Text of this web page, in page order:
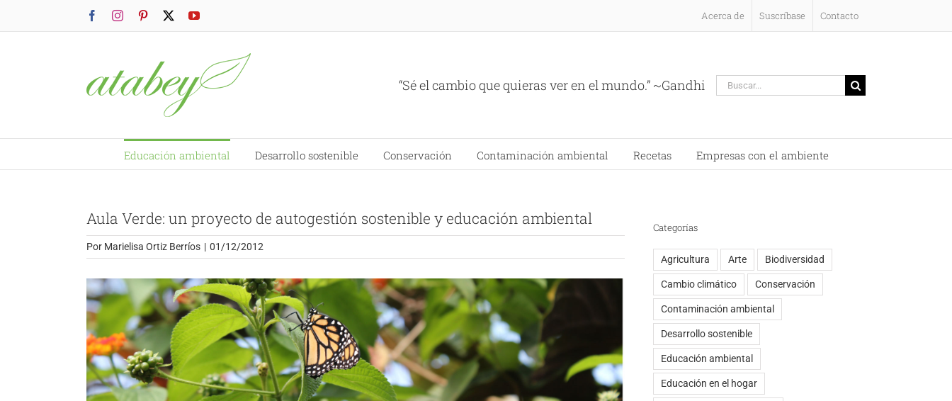
FacebookInstagramPinterest YouTube Acerca de Suscríbase Contacto
“Sé el cambio que quieras ver en el mundo.” ~Gandhi Buscar:
Educación ambiental Desarrollo sostenible Conservación Contaminación ambiental Recetas Empresas con el ambiente
Aula Verde: un proyecto de autogestión sostenible y educación ambiental
Por Marielisa Ortiz Berríos | 01/12/2012
Categorías
Agricultura Arte Biodiversidad
Cambio climático Conservación
Contaminación ambiental
Desarrollo sostenible
Educación ambiental
Educación en el hogar